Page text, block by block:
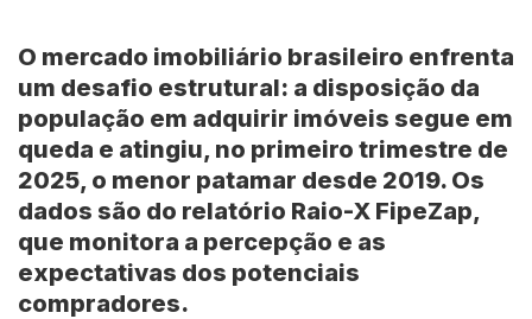
O mercado imobiliário brasileiro enfrenta
um desafio estrutural: a disposição da
população em adquirir imóveis segue em
queda e atingiu, no primeiro trimestre de
2025, o menor patamar desde 2019. Os
dados são do relatório Raio-X FipeZap,
que monitora a percepção e as
expectativas dos potenciais
compradores.